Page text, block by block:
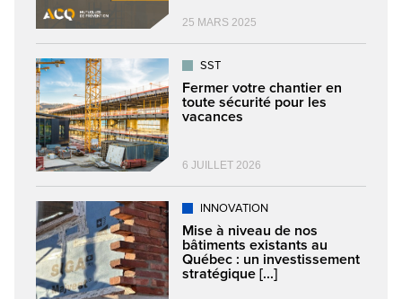
25 MARS 2025
SST
Fermer votre chantier en
toute sécurité pour les
vacances
6 JUILLET 2026
INNOVATION
Mise à niveau de nos
bâtiments existants au
Québec : un investissement
stratégique [...]